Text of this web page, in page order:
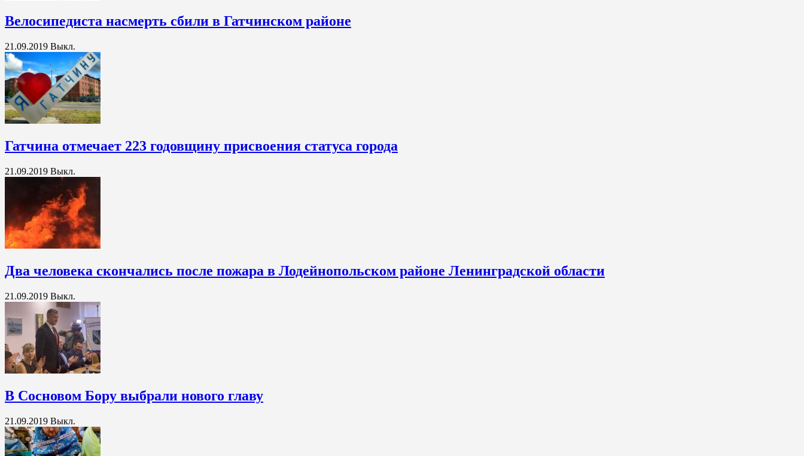
Велосипедиста насмерть сбили в Гатчинском районе
21.09.2019 Выкл.
Гатчина отмечает 223 годовщину присвоения статуса города
21.09.2019 Выкл.
Два человека скончались после пожара в Лодейнопольском районе Ленинградской области
21.09.2019 Выкл.
В Сосновом Бору выбрали нового главу
21.09.2019 Выкл.